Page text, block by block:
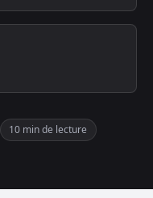
10 min de lecture